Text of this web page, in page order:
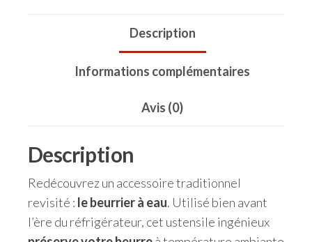
Description
Informations complémentaires
Avis (0)
Description
Redécouvrez un accessoire traditionnel
revisité : le beurrier à eau. Utilisé bien avant
l’ère du réfrigérateur, cet ustensile ingénieux